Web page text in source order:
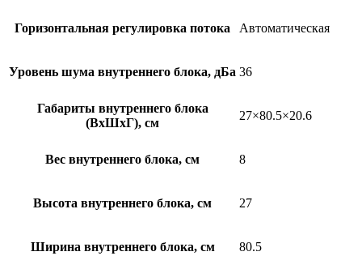
Горизонтальная регулировка потока Автоматическая
Уровень шума внутреннего блока, дБа 36
Габариты внутреннего блока
(ВхШхГ), см
27×80.5×20.6
Вес внутреннего блока, см 8
Высота внутреннего блока, см 27
Ширина внутреннего блока, см 80.5